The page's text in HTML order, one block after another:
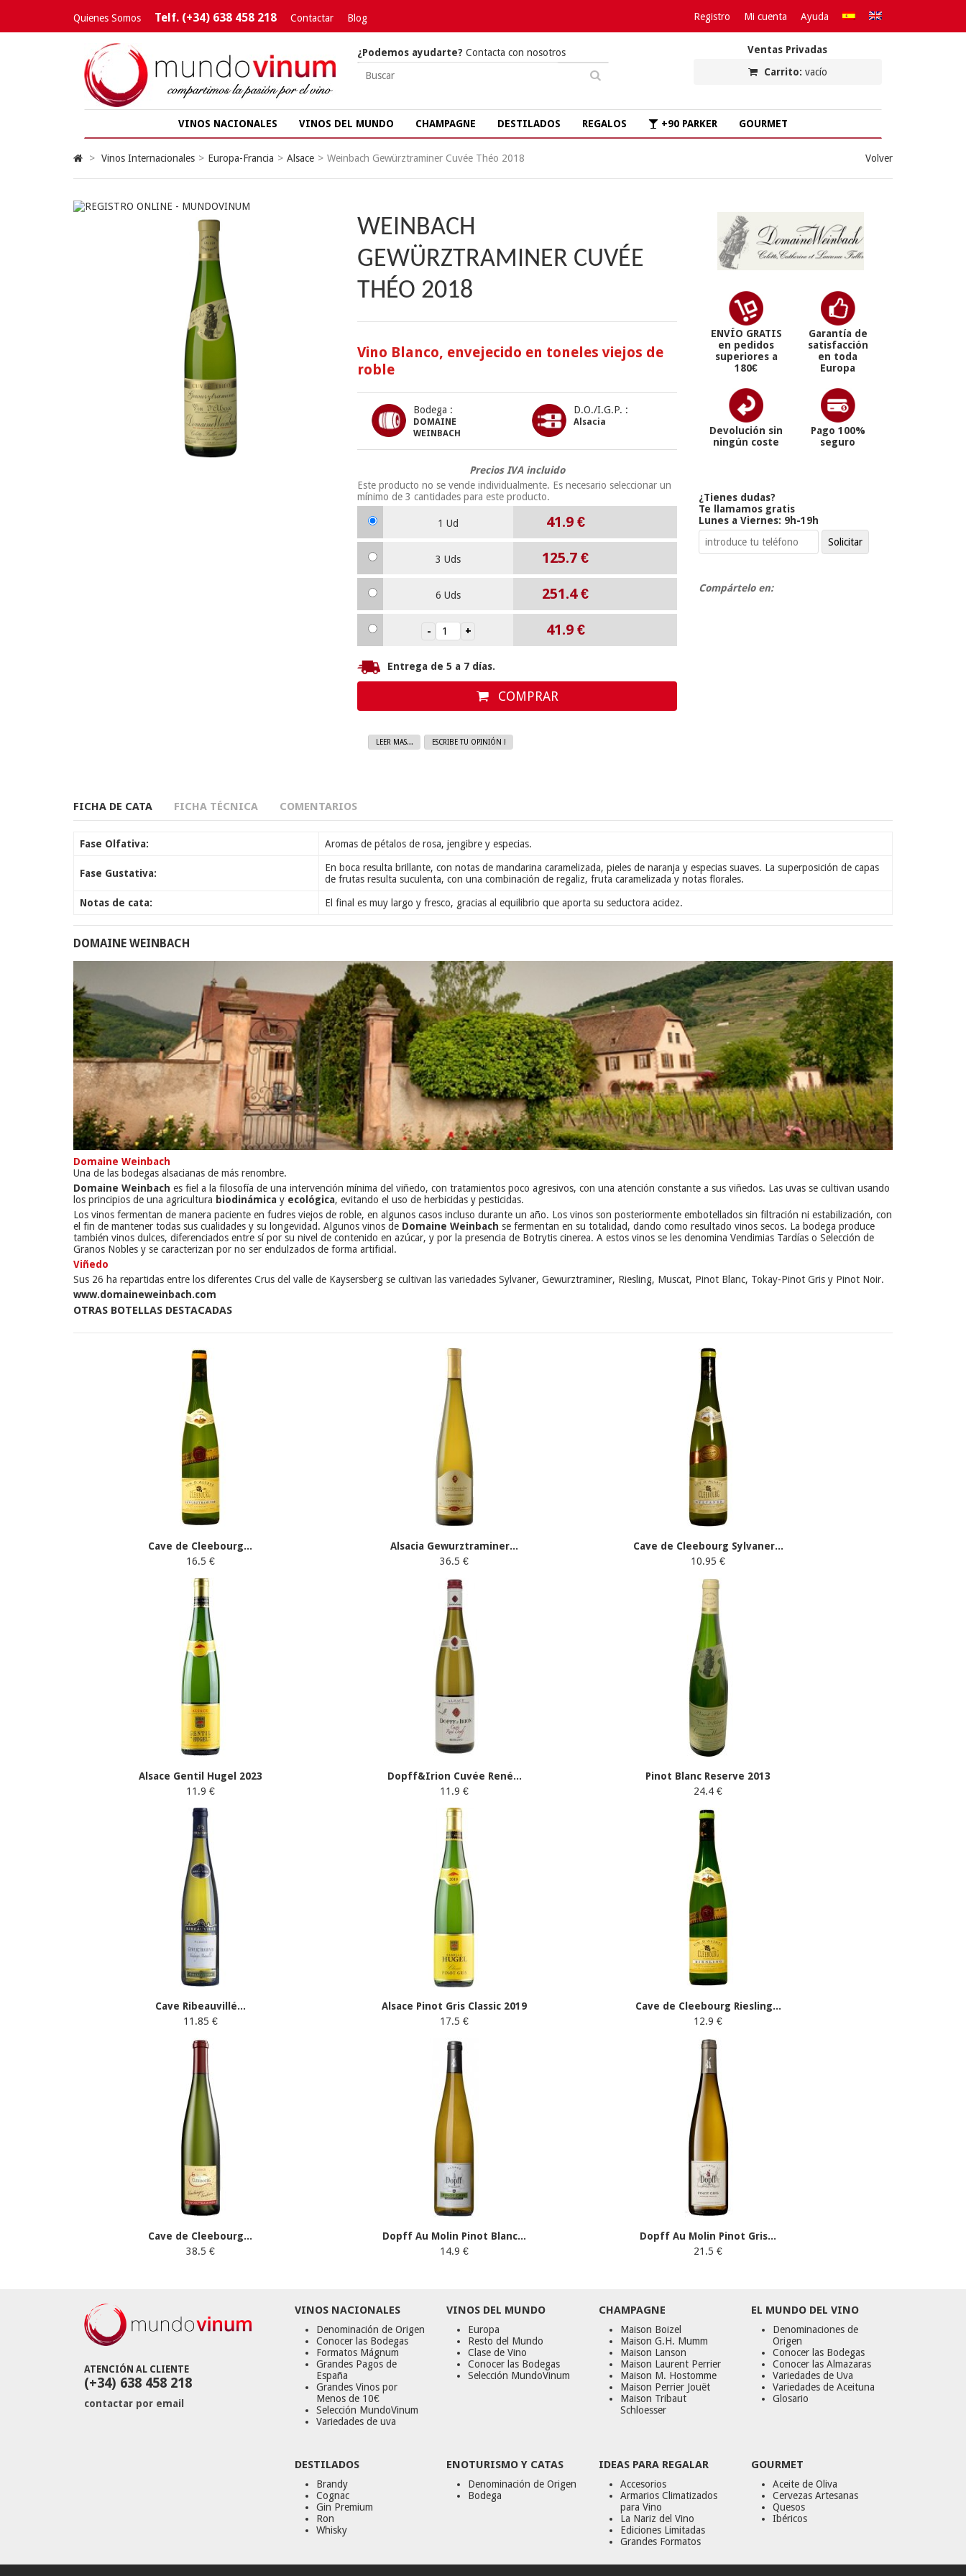
Quienes Somos Telf. (+34) 638 458 218 Contactar Blog Registro Mi cuenta Ayuda
Ventas Privadas
Carrito: vacío
¿Podemos ayudarte? Contacta con nosotros
VINOS NACIONALES VINOS DEL MUNDO CHAMPAGNE DESTILADOS REGALOS +90 PARKER GOURMET
> Vinos Internacionales > Europa-Francia > Alsace > Weinbach Gewürztraminer Cuvée Théo 2018 Volver
WEINBACH
GEWÜRZTRAMINER CUVÉE
THÉO 2018
Vino Blanco, envejecido en toneles viejos de
roble
Bodega :
DOMAINE
WEINBACH
D.O./I.G.P. :
Alsacia
Precios IVA incluido
Este producto no se vende individualmente. Es necesario seleccionar un
mínimo de 3 cantidades para este producto.
1 Ud 41.9 €
3 Uds 125.7€
6 Uds 251.4€
41.9 €
Entrega de 5 a 7 días.
COMPRAR
LEER MAS... ESCRIBE TU OPINIÓN !
ENVÍO GRATIS
en pedidos
superiores a
180€
Garantía de
satisfacción
en toda
Europa
Devolución sin
ningún coste
Pago 100%
seguro
¿Tienes dudas?
Te llamamos gratis
Lunes a Viernes: 9h-19h
Compártelo en:
FICHA DE CATA FICHA TÉCNICA COMENTARIOS
Fase Olfativa: Aromas de pétalos de rosa, jengibre y especias.
Fase Gustativa:
En boca resulta brillante, con notas de mandarina caramelizada, pieles de naranja y especias suaves. La superposición de capas
de frutas resulta suculenta, con una combinación de regaliz, fruta caramelizada y notas florales.
Notas de cata: El final es muy largo y fresco, gracias al equilibrio que aporta su seductora acidez.
DOMAINE WEINBACH
Domaine Weinbach
Una de las bodegas alsacianas de más renombre.
Domaine Weinbach es fiel a la filosofía de una intervención mínima del viñedo, con tratamientos poco agresivos, con una atención constante a sus viñedos. Las uvas se cultivan usando
los principios de una agricultura biodinámica y ecológica, evitando el uso de herbicidas y pesticidas.
Los vinos fermentan de manera paciente en fudres viejos de roble, en algunos casos incluso durante un año. Los vinos son posteriormente embotellados sin filtración ni estabilización, con
el fin de mantener todas sus cualidades y su longevidad. Algunos vinos de Domaine Weinbach se fermentan en su totalidad, dando como resultado vinos secos. La bodega produce
también vinos dulces, diferenciados entre sí por su nivel de contenido en azúcar, y por la presencia de Botrytis cinerea. A estos vinos se les denomina Vendimias Tardías o Selección de
Granos Nobles y se caracterizan por no ser endulzados de forma artificial.
Viñedo
Sus 26 ha repartidas entre los diferentes Crus del valle de Kaysersberg se cultivan las variedades Sylvaner, Gewurztraminer, Riesling, Muscat, Pinot Blanc, Tokay-Pinot Gris y Pinot Noir.
www.domaineweinbach.com
OTRAS BOTELLAS DESTACADAS
Cave de Cleebourg...
16.5 €
Alsacia Gewurztraminer...
36.5 €
Cave de Cleebourg Sylvaner...
10.95 €
Alsace Gentil Hugel 2023
11.9 €
Dopff&Irion Cuvée René...
11.9 €
Pinot Blanc Reserve 2013
24.4 €
Cave Ribeauvillé...
11.85 €
Alsace Pinot Gris Classic 2019
17.5 €
Cave de Cleebourg Riesling...
12.9 €
Cave de Cleebourg...
38.5 €
Dopff Au Molin Pinot Blanc...
14.9 €
Dopff Au Molin Pinot Gris...
21.5 €
ATENCIÓN AL CLIENTE
(+34) 638 458 218
contactar por email
VINOS NACIONALES
Denominación de Origen
Conocer las Bodegas
Formatos Mágnum
Grandes Pagos de
España
Grandes Vinos por
Menos de 10€
Selección MundoVinum
Variedades de uva
VINOS DEL MUNDO
Europa
Resto del Mundo
Clase de Vino
Conocer las Bodegas
Selección MundoVinum
CHAMPAGNE
Maison Boizel
Maison G.H. Mumm
Maison Lanson
Maison Laurent Perrier
Maison M. Hostomme
Maison Perrier Jouët
Maison Tribaut
Schloesser
EL MUNDO DEL VINO
Denominaciones de
Origen
Conocer las Bodegas
Conocer las Almazaras
Variedades de Uva
Variedades de Aceituna
Glosario
DESTILADOS
Brandy
Cognac
Gin Premium
Ron
Whisky
ENOTURISMO Y CATAS
Denominación de Origen
Bodega
IDEAS PARA REGALAR
Accesorios
Armarios Climatizados
para Vino
La Nariz del Vino
Ediciones Limitadas
Grandes Formatos
GOURMET
Aceite de Oliva
Cervezas Artesanas
Quesos
Ibéricos